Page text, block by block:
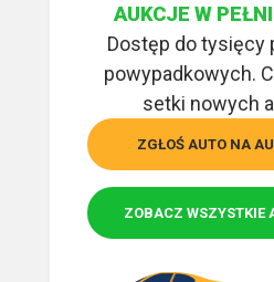
AUKCJE W
Dostęp do tysięcy
powypadkowych.
setki nowych
ZGŁOŚ AUTO NA
ZOBACZ WSZYSTKIE